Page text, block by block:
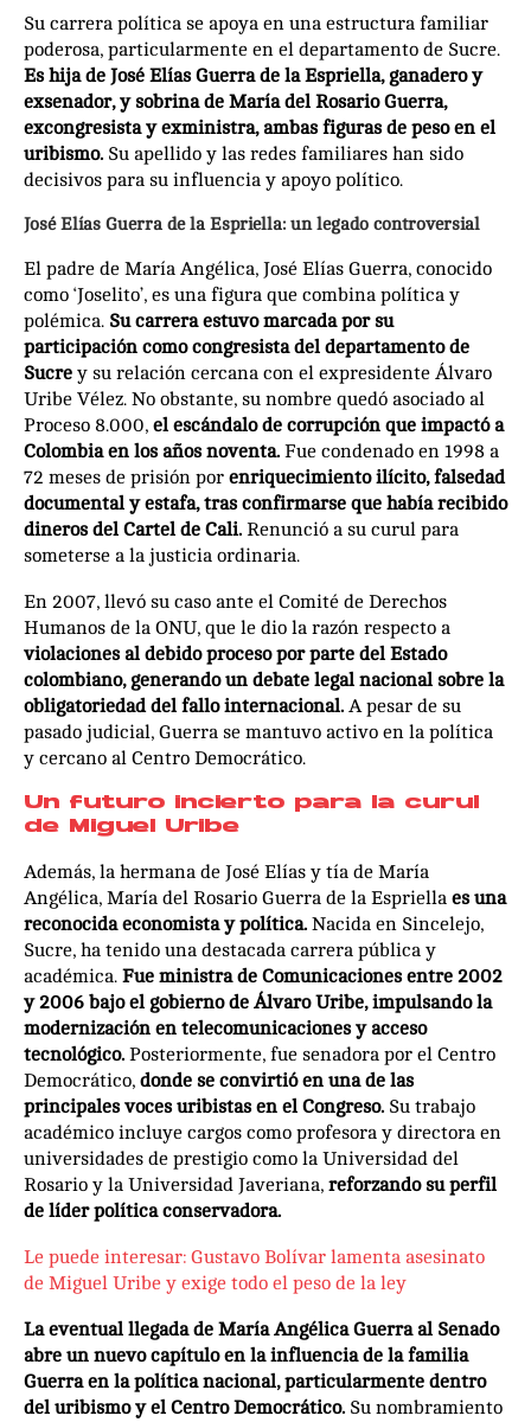
Su carrera política se apoya en una estructura familiar
poderosa, particularmente en el departamento de Sucre.
Es hija de José Elías Guerra de la Espriella, ganadero y
exsenador, y sobrina de María del Rosario Guerra,
excongresista y exministra, ambas figuras de peso en el
uribismo. Su apellido y las redes familiares han sido
decisivos para su influencia y apoyo político.
José Elías Guerra de la Espriella: un legado controversial
El padre de María Angélica, José Elías Guerra, conocido
como ‘Joselito’, es una figura que combina política y
polémica. Su carrera estuvo marcada por su
participación como congresista del departamento de
Sucre y su relación cercana con el expresidente Álvaro
Uribe Vélez. No obstante, su nombre quedó asociado al
Proceso 8.000, el escándalo de corrupción que impactó a
Colombia en los años noventa. Fue condenado en 1998 a
72 meses de prisión por enriquecimiento ilícito, falsedad
documental y estafa, tras confirmarse que había recibido
dineros del Cartel de Cali. Renunció a su curul para
someterse a la justicia ordinaria.
En 2007, llevó su caso ante el Comité de Derechos
Humanos de la ONU, que le dio la razón respecto a
violaciones al debido proceso por parte del Estado
colombiano, generando un debate legal nacional sobre la
obligatoriedad del fallo internacional. A pesar de su
pasado judicial, Guerra se mantuvo activo en la política
y cercano al Centro Democrático.
Un futuro incierto para la curul
de Miguel Uribe
Además, la hermana de José Elías y tía de María
Angélica, María del Rosario Guerra de la Espriella es una
reconocida economista y política. Nacida en Sincelejo,
Sucre, ha tenido una destacada carrera pública y
académica. Fue ministra de Comunicaciones entre 2002
y 2006 bajo el gobierno de Álvaro Uribe, impulsando la
modernización en telecomunicaciones y acceso
tecnológico. Posteriormente, fue senadora por el Centro
Democrático, donde se convirtió en una de las
principales voces uribistas en el Congreso. Su trabajo
académico incluye cargos como profesora y directora en
universidades de prestigio como la Universidad del
Rosario y la Universidad Javeriana, reforzando su perfil
de líder política conservadora.
Le puede interesar: Gustavo Bolívar lamenta asesinato
de Miguel Uribe y exige todo el peso de la ley
La eventual llegada de María Angélica Guerra al Senado
abre un nuevo capítulo en la influencia de la familia
Guerra en la política nacional, particularmente dentro
del uribismo y el Centro Democrático. Su nombramiento